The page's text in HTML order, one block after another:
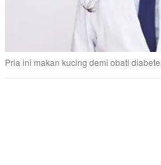
Pria ini makan kucing demi obati